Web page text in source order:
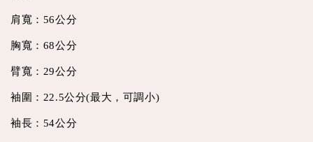
肩寬：56公分
胸寬：68公分
臂寬：29公分
袖圍：22.5公分(最大，可調小)
袖長：54公分